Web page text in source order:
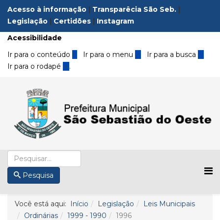
Acesso à informação | Transparêcia São Seb. |
Legislação | Certidões | Instagram
Acessibilidade
Ir para o conteúdo 1 Ir para o menu 2 Ir para a busca3
Ir para o rodapé 4 .
Pesquisa
Você está aqui: Início Legislação
Leis Municipais
Ordinárias
1999 - 1990 1996